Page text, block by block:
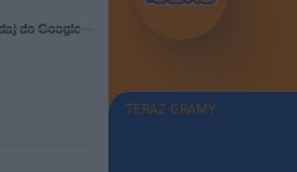
do Google
TERAZ GRAMY